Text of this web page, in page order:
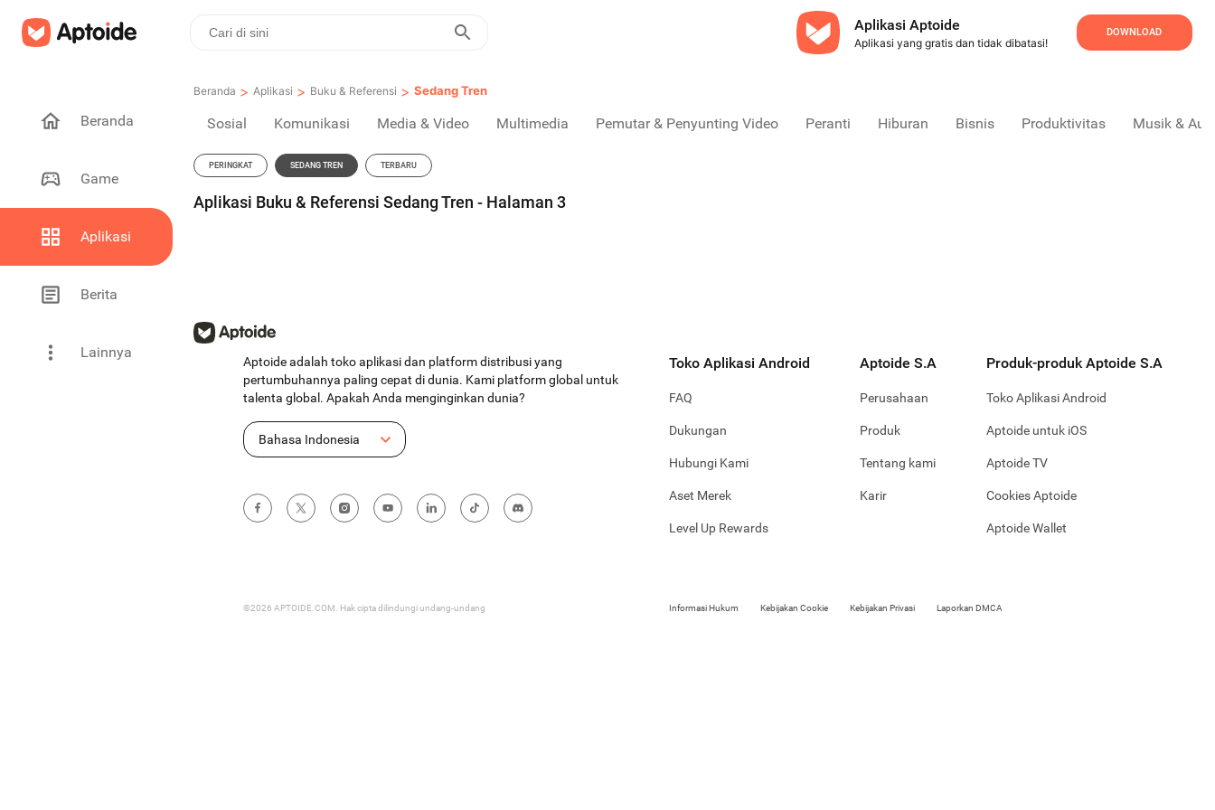
Aplikasi Aptoide
Aplikasi yang gratis dan tidak dibatasi!
DOWNLOAD
Beranda
Game
Aplikasi
Berita
Lainnya
Beranda > Aplikasi > Buku & Referensi > Sedang Tren
Sosial Komunikasi Media & Video Multimedia Pemutar & Penyunting Video Peranti Hiburan Bisnis Produktivitas Musik &
PERINGKAT SEDANG TREN TERBARU
Aplikasi Buku & Referensi Sedang Tren - Halaman 3
Aptoide adalah toko aplikasi dan platform distribusi yang
pertumbuhannya paling cepat di dunia. Kami platform global untuk
talenta global. Apakah Anda menginginkan dunia?
Bahasa Indonesia
©2026 APTOIDE.COM. Hak cipta dilindungi undang-undang
Toko Aplikasi Android
FAQ
Dukungan
Hubungi Kami
Aset Merek
Level Up Rewards
Informasi Hukum Kebijakan Cookie Kebijakan Privasi Laporkan DMCA
Aptoide S.A
Perusahaan
Produk
Tentang kami
Karir
Produk-produk Aptoide S.A
Toko Aplikasi Android
Aptoide untuk iOS
Aptoide TV
Cookies Aptoide
Aptoide Wallet